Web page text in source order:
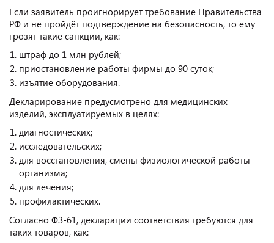
Если заявитель проигнорирует требование Правительства
РФ и не пройдёт подтверждение на безопасность, то ему
грозят такие санкции, как:
штраф до 1 млн рублей;
приостановление работы фирмы до 90 суток;
изъятие оборудования.
Декларирование предусмотрено для медицинских
изделий, эксплуатируемых в целях:
диагностических;
исследовательских;
для восстановления, смены физиологической работы
организма;
для лечения;
профилактических.
Согласно ФЗ-61, декларации соответствия требуются для
таких товаров, как: